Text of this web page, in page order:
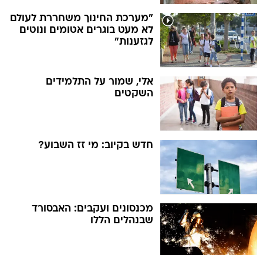
"מערכת החינוך משחררת לעולם
לא מעט בוגרים אטומים ונוטים
לגזענות"
אלי, שמור על התלמידים
השקטים
חדש בקיוב: מי זז השבוע?
מכנסונים ועקבים: האבסורד
שבנהלים הללו